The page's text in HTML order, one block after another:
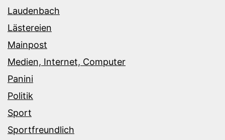
Laudenbach
Lästereien
Mainpost
Medien, Internet, Computer
Panini
Politik
Sport
Sportfreundlich